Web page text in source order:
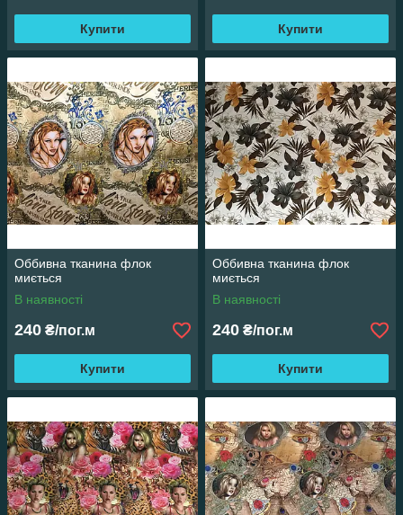
Купити Купити
Оббивна тканина флок
миється
В наявності
240 ₴/пог.м
Купити
Оббивна тканина флок
миється
В наявності
240 ₴/пог.м
Купити